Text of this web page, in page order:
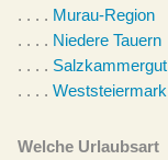
. . . . Murau-Region
. . . . Niedere Tauern
. . . . Salzkammergut
. . . . Weststeiermark
Welche Urlaubsart